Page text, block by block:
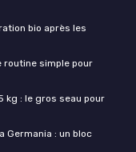
bio après les
routine simple pour
kg : le gros seau pour
Germania : un bloc